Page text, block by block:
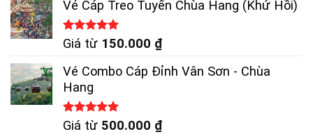
Vé Cáp Treo Tuyến Chùa Hang (Khứ Hồi)
Được xếp
Giá từ 150.000 ₫
Vé Combo Cáp Đỉnh Vân Sơn - Chùa
Hang
Được xếp
Giá từ 500.000 ₫